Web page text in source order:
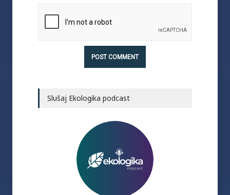
Slušaj Ekologika podcast